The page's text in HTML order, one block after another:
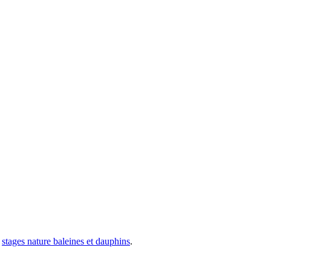
stages nature baleines et dauphins.